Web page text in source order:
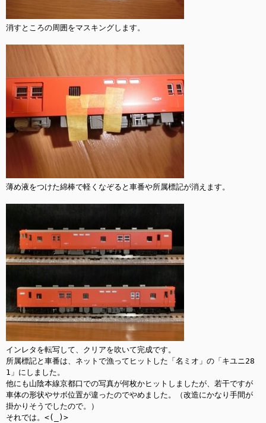
消すところの周囲をマスキングします。
薄め液をつけた綿棒で軽くなぞると車番や所属標記が消えます。
インレタを転写して、クリアを吹いて完成です。
所属標記と車番は、ネットで漁ってヒットした「名ミオ」の「キユニ28
1」にしました。
他にも山陰本線京都口での写真が何枚かヒットしましたが、若干ですが
車体の形状やサボ位置が違ったのでやめました。（改造にかなり手間が
掛かりそうでしたので。）
それでは。<(_)>